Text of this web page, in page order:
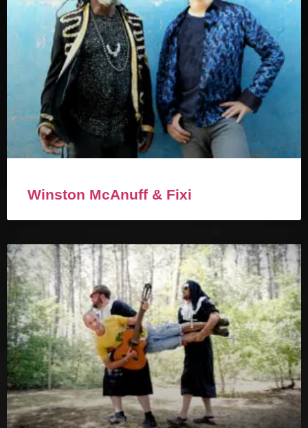
Winston McAnuff & Fixi